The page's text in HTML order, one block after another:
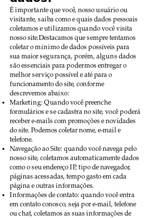
É importante que você, nosso usuário ou
visitante, saiba como e quais dados pessoais
coletamos e utilizamos quando você visita
nosso site.Destacamos que sempre tentamos
coletar o mínimo de dados possíveis para
sua maior segurança, porém, alguns dados
são essenciais para podermos entregar o
melhor serviço possível e até para o
funcionamento do site, conforme
descrevemos abaixo:
Marketing: Quando você preenche
formulários e se cadastra no site, você poderá
receber e-mails com promoções e novidades
do site. Podemos coletar nome, e-mail e
telefone.
Navegação ao Site: quando você navega pelo
nosso site, coletamos automaticamente dados
como o seu endereço IP, tipo de navegador,
páginas acessadas, tempo gasto em cada
página e outras informações.
Informações de contato: quando você entra
em contato conosco, seja por e-mail, telefone
ou chat, coletamos as suas informações de